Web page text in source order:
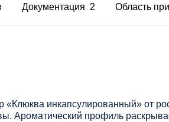
Документация 2 Область
инкапсулированный» от
Ароматический профиль